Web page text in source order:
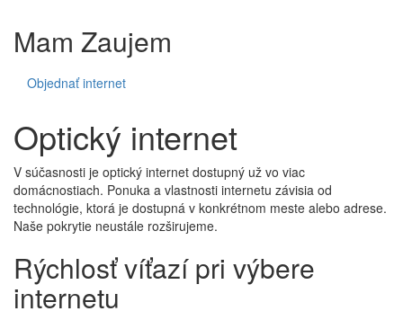
Mam Zaujem
Objednať internet
Optický internet
V súčasnosti je optický internet dostupný už vo viac
domácnostiach. Ponuka a vlastnosti internetu závisia od
technológie, ktorá je dostupná v konkrétnom meste alebo adrese.
Naše pokrytie neustále rozširujeme.
Rýchlosť víťazí pri výbere
internetu